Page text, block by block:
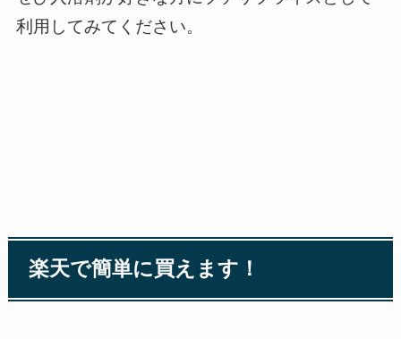
利用してみてください。
楽天で簡単に買えます！